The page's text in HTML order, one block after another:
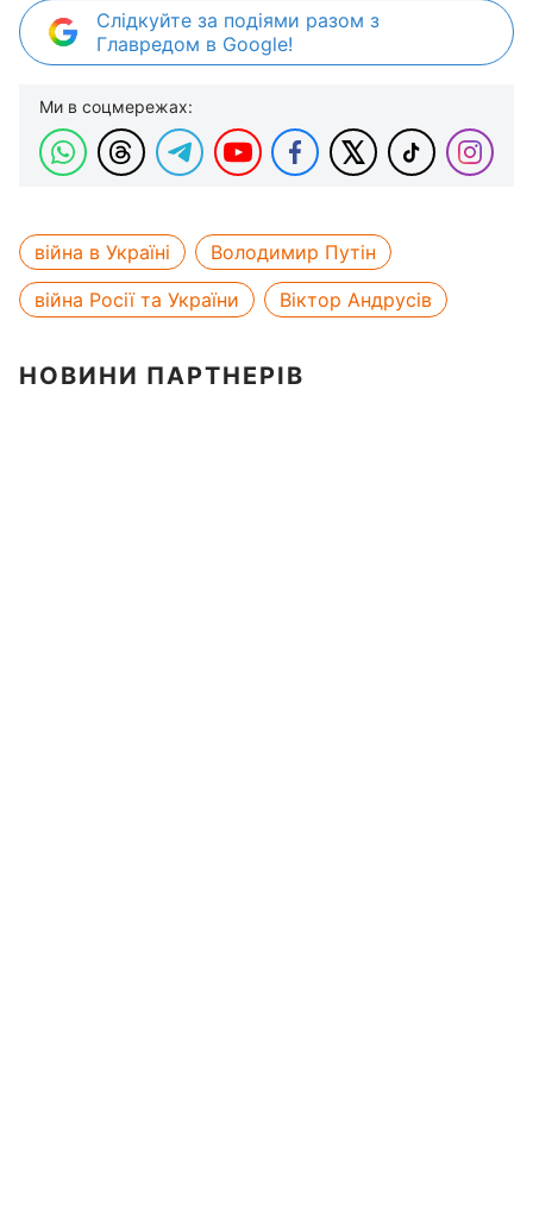
Слідкуйте за подіями разом з
Главредом в Google!
Ми в соцмережах:
війна в Україні
Володимир Путін
війна Росії та України
Віктор Андрусів
НОВИНИ ПАРТНЕРІВ